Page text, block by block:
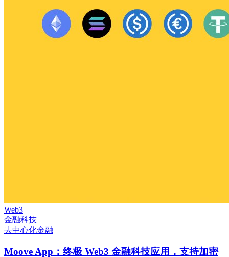
Web3
金融科技
去中心化金融
Moove App：终极 Web3 金融科技应用，支持加密